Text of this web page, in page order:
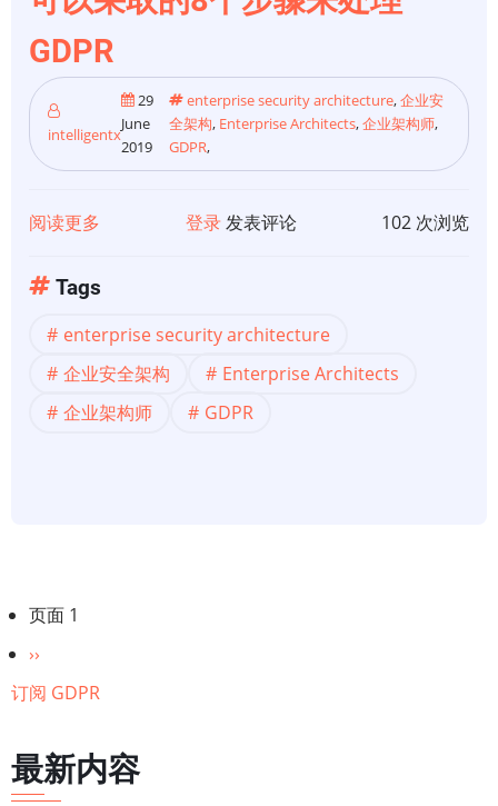
了
解
GDPR
intelligentx
29
June
2019
enterprise security architecture,企业安
全架构, Enterprise Architects,企业架构师,
GDPR,
阅读更多
安
全
架
8
个
登录发表评论 102 次浏览
Tags
enterprise security architecture
企业安全架构
Enterprise Architects
企业架构师
GDPR
分
页
页面 1
下
一
››
订阅 GDPR
最新内容